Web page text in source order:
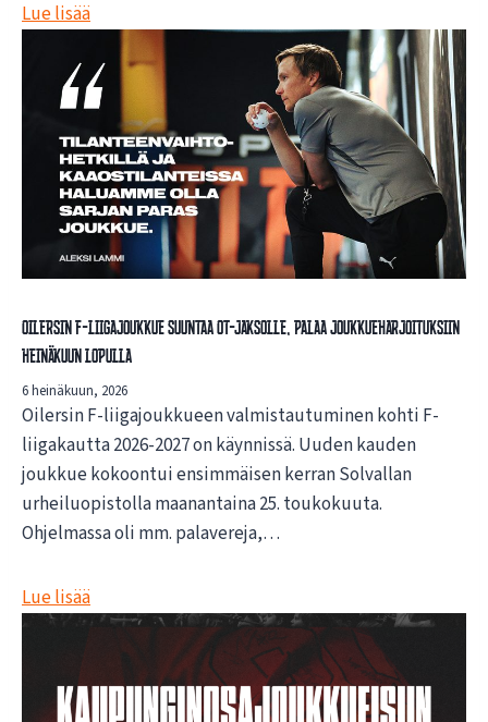
Lue lisää
Oilersin F-liigajoukkue suuntaa OT-jaksolle, palaa joukkueharjoituksiin
heinäkuun lopulla
6 heinäkuun, 2026
Oilersin F-liigajoukkueen valmistautuminen kohti F-
liigakautta 2026-2027 on käynnissä. Uuden kauden
joukkue kokoontui ensimmäisen kerran Solvallan
urheiluopistolla maanantaina 25. toukokuuta.
Ohjelmassa oli mm. palavereja,…
Lue lisää